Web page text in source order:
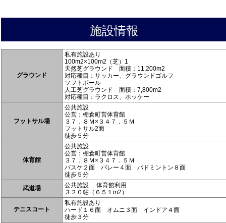
施設情報
グラウンド
私有施設あり
100m2×100m2（芝）1
天然芝グラウンド 面積：11,200m2
対応種目：サッカー、グラウンドゴルフ
ソフトボール
人工芝グラウンド 面積：7,800m2
対応種目：ラクロス、ホッケー
フットサル場
公共施設
公営：棚倉町営体育館
３７．８Ｍ×３４７．５Ｍ
フットサル2面
徒歩５分
体育館
公共施設
公営：棚倉町営体育館
３７．８Ｍ×３４７．５Ｍ
バスケ２面 バレー４面 バドミントン８面
徒歩５分
武道場
公共施設 体育館利用
３２０帖（６５１m2）
テニスコート
私有施設あり
ハード１６面 オムニ３面 インドア４面
徒歩３分